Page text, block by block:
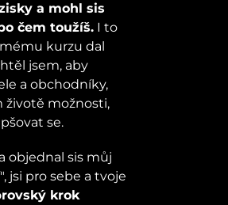
a mohl sis
čem toužíš. I to
kurzu dal
jsem, aby
a obchodníky,
životě možnosti,
se.
objednal sis můj
jsi pro sebe a tvoje
krok